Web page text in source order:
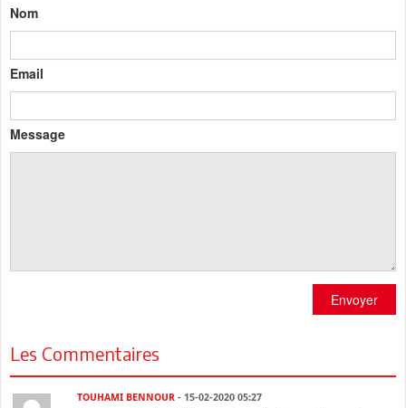
Nom
Email
Message
Envoyer
Les Commentaires
TOUHAMI BENNOUR - 15-02-2020 05:27